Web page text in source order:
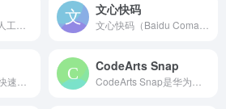
文心快码
CodeArts Snap